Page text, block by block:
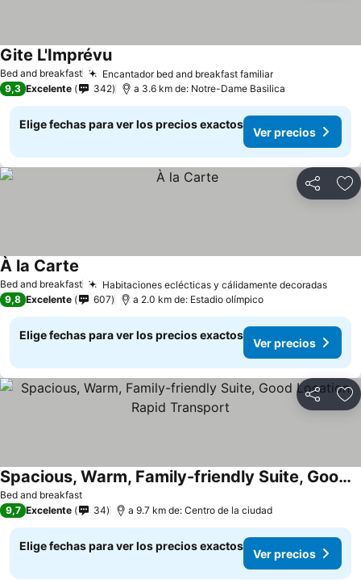
Bed and breakfast Encantador bed and breakfast familiarVer precios
Gite L'ImprévuVer precios
9,3 Excelente 342 a 3.6 km de: Notre-Dame Basilica
Elige fechas para ver los precios exactos
Ver precios
Compartir
Bed and breakfast Habitaciones eclécticas y cálidamente decoradasVer
À la Carte
9,8 Excelente 607 a 2.0 km de: Estadio olímpico
Elige fechas para ver los precios exactos
Ver precios
Compartir
Bed and breakfast
Spacious, Warm, Family-friendly Suite, Good Location, Rapid Transport
Ver precios
9,7 Excelente 34 a 9.7 km de: Centro de la ciudad
Elige fechas para ver los precios exactos
Ver precios